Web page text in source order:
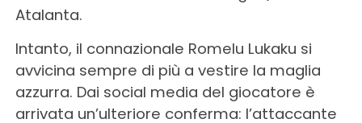
Atalanta.
Intanto, il connazionale Romelu Lukaku si
avvicina sempre di più a vestire la maglia
azzurra. Dai social media del giocatore è
arrivata un’ulteriore conferma: l’attaccante